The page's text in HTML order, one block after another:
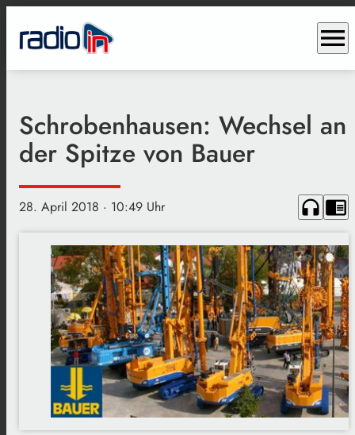
menu
Schrobenhausen: Wechsel an
der Spitze von Bauer
28. April 2018 · 10:49 Uhr headphones chrome_reader_mode